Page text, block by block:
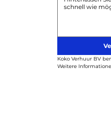
Koko Verhuur BV
Weitere